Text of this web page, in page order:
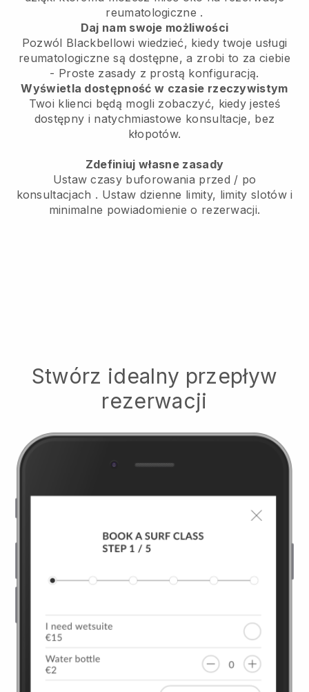
reumatologiczne .
Daj nam swoje możliwości
Pozwól Blackbellowi wiedzieć, kiedy twoje usługi
reumatologiczne są dostępne, a zrobi to za ciebie
- Proste zasady z prostą konfiguracją.
Wyświetla dostępność w czasie rzeczywistym
Twoi klienci będą mogli zobaczyć, kiedy jesteś
dostępny i natychmiastowe konsultacje, bez
kłopotów.
Zdefiniuj własne zasady
Ustaw czasy buforowania przed / po
konsultacjach . Ustaw dzienne limity, limity slotów i
minimalne powiadomienie o rezerwacji.
Stwórz idealny przepływ
rezerwacji